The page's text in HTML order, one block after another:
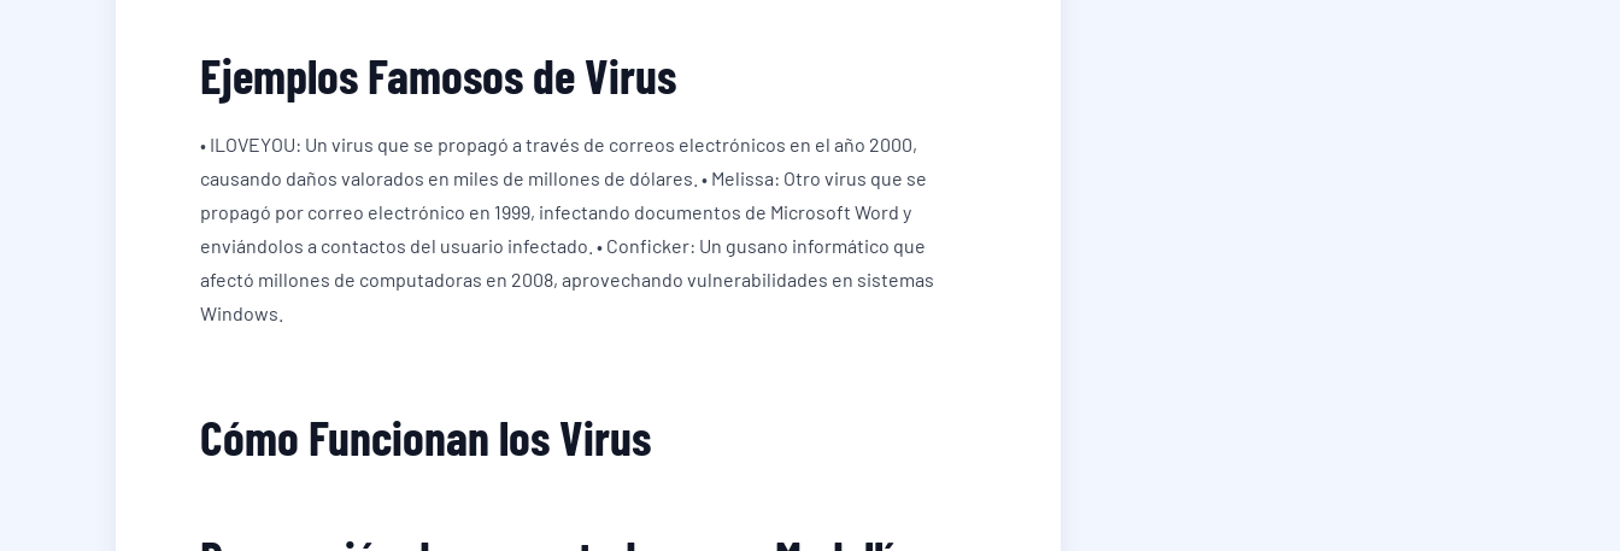
Ejemplos Famosos de Virus
• ILOVEYOU: Un virus que se propagó a través de correos electrónicos en el año 2000,
causando daños valorados en miles de millones de dólares. • Melissa: Otro virus que se
propagó por correo electrónico en 1999, infectando documentos de Microsoft Word y
enviándolos a contactos del usuario infectado. • Conficker: Un gusano informático que
afectó millones de computadoras en 2008, aprovechando vulnerabilidades en sistemas
Windows.
Cómo Funcionan los Virus